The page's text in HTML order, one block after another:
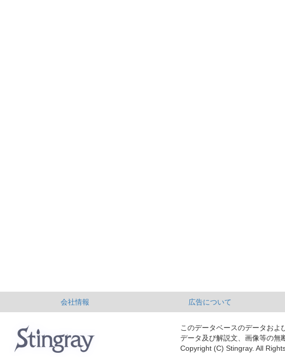
会社情報 広告について
このデータベースのデータおよ
データ及び解説文、画像等の無
Copyright (C) Stingray. All